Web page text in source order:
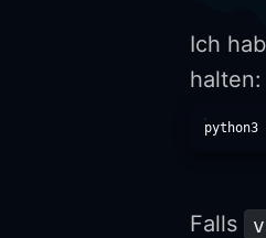
Ich
halten:
Falls